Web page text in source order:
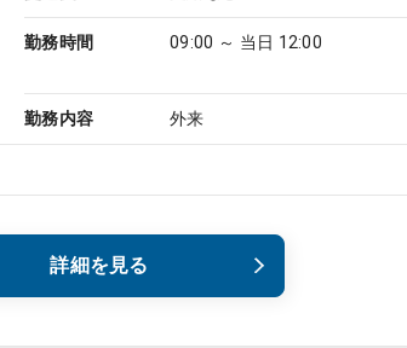
勤務時間 09:00 ～ 当日 12:00
勤務内容 外来
詳細を見る